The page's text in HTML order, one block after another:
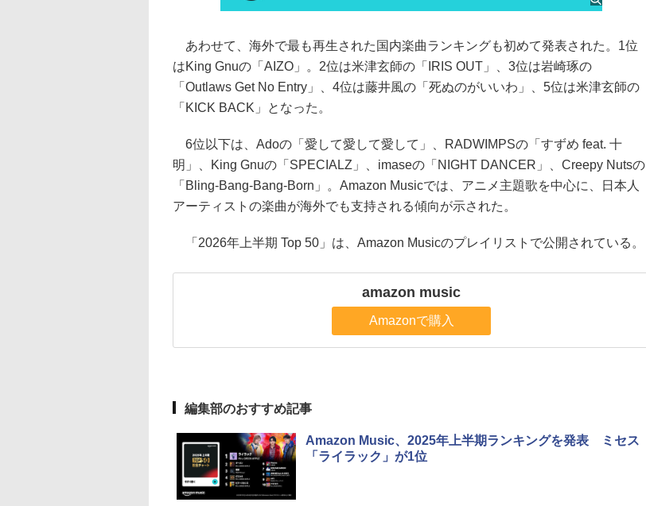
あわせて、海外で最も再生された国内楽曲ランキングも初めて発表された。1位
はKing Gnuの「AIZO」。2位は米津玄師の「IRIS OUT」、3位は岩崎琢の
「Outlaws Get No Entry」、4位は藤井風の「死ぬのがいいわ」、5位は米津玄師の
「KICK BACK」となった。
6位以下は、Adoの「愛して愛して愛して」、RADWIMPSの「すずめ feat. 十
明」、King Gnuの「SPECIALZ」、imaseの「NIGHT DANCER」、Creepy Nutsの
「Bling-Bang-Bang-Born」。Amazon Musicでは、アニメ主題歌を中心に、日本人
アーティストの楽曲が海外でも支持される傾向が示された。
「2026年上半期 Top 50」は、Amazon Musicのプレイリストで公開されている。
amazon music
Amazonで購入
編集部のおすすめ記事
Amazon Music、2025年上半期ランキングを発表 ミセス
「ライラック」が1位